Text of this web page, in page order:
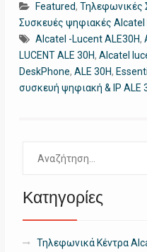
Featured, Τηλεφωνικές
Συσκευές ψηφιακές Alcatel
Alcatel -Lucent ALE30H,
LUCENT ALE 30H, Alcatel
DeskPhone, ALE 30H,
συσκευή ψηφιακή & IP ALE
για:
Κατηγορίες
Τηλεφωνικά Κέντρα